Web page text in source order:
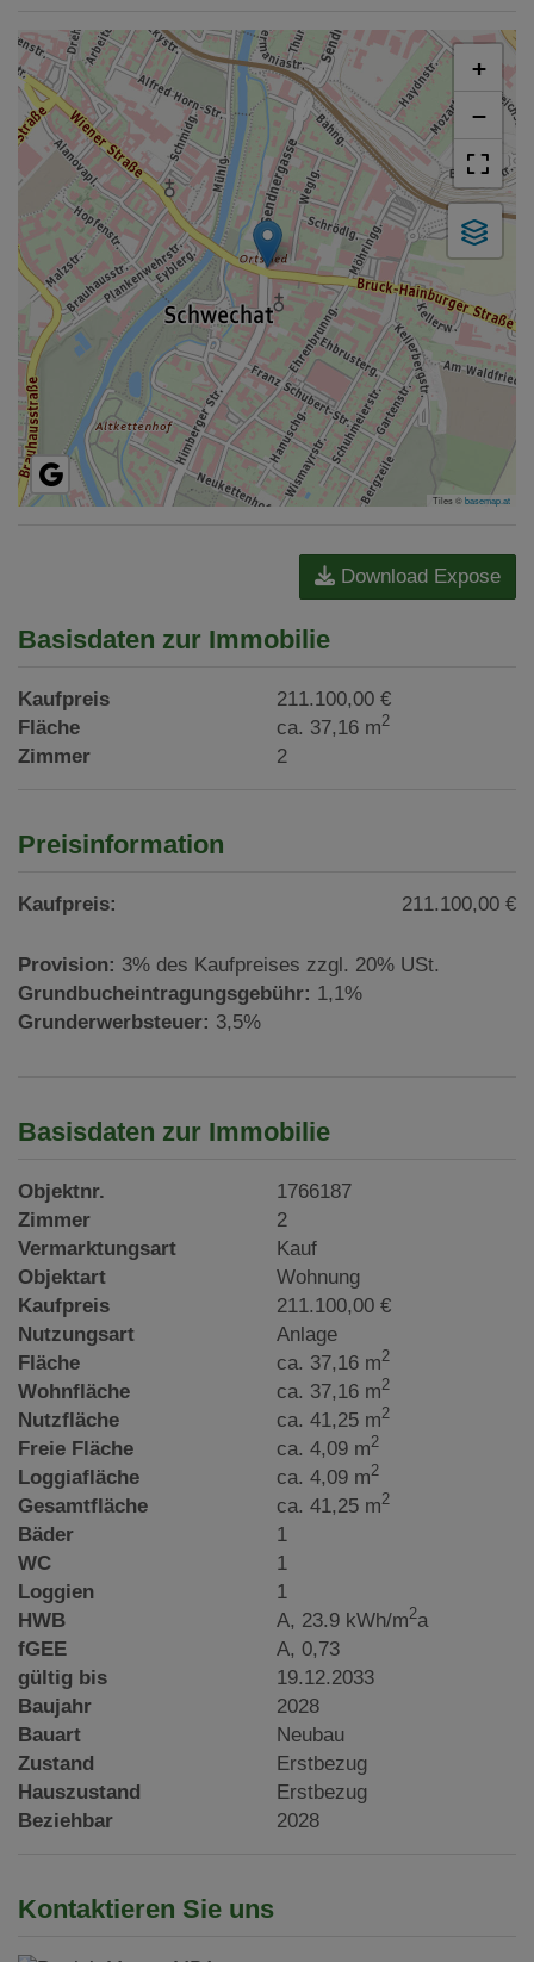
+
−
Tiles ©basemap.at
Download Expose
Basisdaten zur Immobilie
Kaufpreis
211.100,00 €
Fläche
ca. 37,16 m2
Zimmer 2
Preisinformation
Kaufpreis: 211.100,00 €
Provision: 3% des Kaufpreises zzgl. 20% USt.
Grundbucheintragungsgebühr: 1,1%
Grunderwerbsteuer: 3,5%
Basisdaten zur Immobilie
Objektnr.
1766187
Zimmer
2
Vermarktungsart
Kauf
Objektart
Wohnung
Kaufpreis
211.100,00 €
Nutzungsart
Anlage
Fläche
ca. 37,16 m2
Wohnfläche ca. 37,16 m2
Nutzfläche ca. 41,25 m2
Freie Fläche ca. 4,09 m2
Loggiafläche ca. 4,09 m2
Gesamtfläche ca. 41,25 m2
Bäder
1
WC
1
Loggien
1
HWB
A, 23.9 kWh/m2a
fGEE
A, 0,73
gültig bis
19.12.2033
Baujahr
2028
Bauart
Neubau
Zustand
Erstbezug
Hauszustand
Erstbezug
Beziehbar
2028
Kontaktieren Sie uns